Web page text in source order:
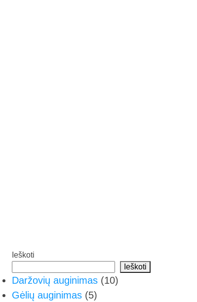
Ieškoti
Ieškoti
Daržovių auginimas (10)
Gėlių auginimas (5)